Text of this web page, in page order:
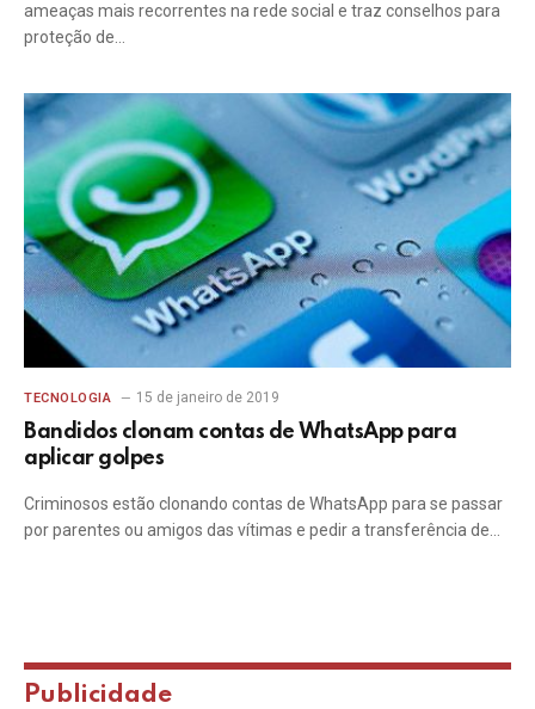
ameaças mais recorrentes na rede social e traz conselhos para
proteção de…
TECNOLOGIA 15 de janeiro de 2019
Bandidos clonam contas de WhatsApp para
aplicar golpes
Criminosos estão clonando contas de WhatsApp para se passar
por parentes ou amigos das vítimas e pedir a transferência de…
Publicidade